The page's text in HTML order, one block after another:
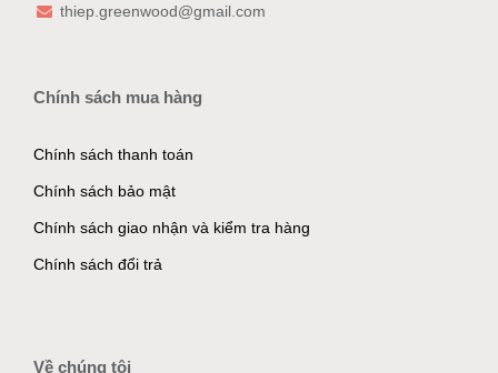
thiep.greenwood@gmail.com
Chính sách mua hàng
Chính sách thanh toán
Chính sách bảo mật
Chính sách giao nhận và kiểm tra hàng
Chính sách đổi trả
Về chúng tôi